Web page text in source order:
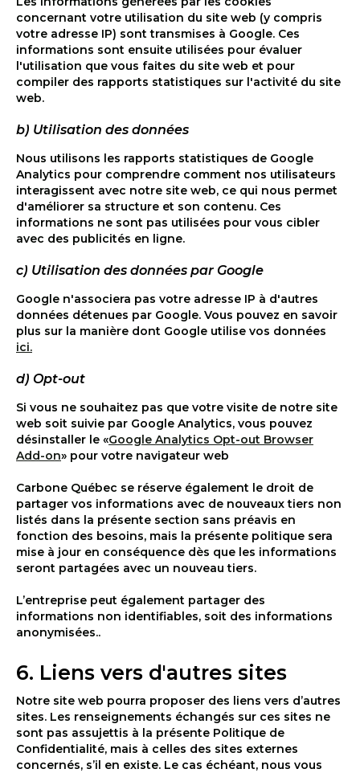
concernant votre utilisation du site web (y compris
votre adresse IP) sont transmises à Google. Ces
informations sont ensuite utilisées pour évaluer
l'utilisation que vous faites du site web et pour
compiler des rapports statistiques sur l'activité du site
web.
b) Utilisation des données
Nous utilisons les rapports statistiques de Google
Analytics pour comprendre comment nos utilisateurs
interagissent avec notre site web, ce qui nous permet
d'améliorer sa structure et son contenu. Ces
informations ne sont pas utilisées pour vous cibler
avec des publicités en ligne.
c) Utilisation des données par Google
Google n'associera pas votre adresse IP à d'autres
données détenues par Google. Vous pouvez en savoir
plus sur la manière dont Google utilise vos données
ici.
d) Opt-out
Si vous ne souhaitez pas que votre visite de notre site
web soit suivie par Google Analytics, vous pouvez
désinstaller le «Google Analytics Opt-out Browser
Add-on» pour votre navigateur web
Carbone Québec se réserve également le droit de
partager vos informations avec de nouveaux tiers non
listés dans la présente section sans préavis en
fonction des besoins, mais la présente politique sera
mise à jour en conséquence dès que les informations
seront partagées avec un nouveau tiers.
L’entreprise peut également partager des
informations non identifiables, soit des informations
anonymisées..
6. Liens vers d'autres sites
Notre site web pourra proposer des liens vers d’autres
sites. Les renseignements échangés sur ces sites ne
sont pas assujettis à la présente Politique de
Confidentialité, mais à celles des sites externes
concernés, s’il en existe. Le cas échéant, nous vous